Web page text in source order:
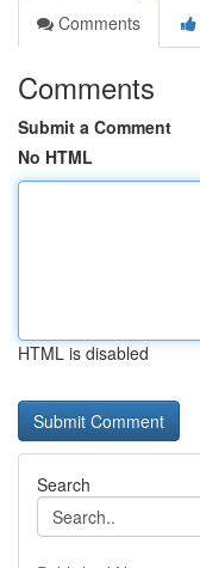
Comments
Comments
Submit a Comment
No HTML
HTML is disabled
Search